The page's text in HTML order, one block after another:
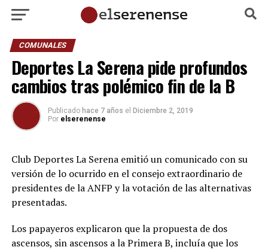
COMUNALES
Deportes La Serena pide profundos
cambios tras polémico fin de la B
Publicado hace 7 años el Diciembre 2, 2019
Por elserenense
Club Deportes La Serena emitió un comunicado con su
versión de lo ocurrido en el consejo extraordinario de
presidentes de la ANFP y la votación de las alternativas
presentadas.
Los papayeros explicaron que la propuesta de dos
ascensos, sin ascensos a la Primera B, incluía que los